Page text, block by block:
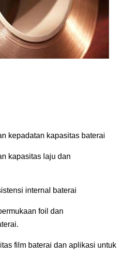
kepadatan kapasitas baterai
kapasitas laju dan
internal baterai
foil dan
film baterai dan aplikasi untuk